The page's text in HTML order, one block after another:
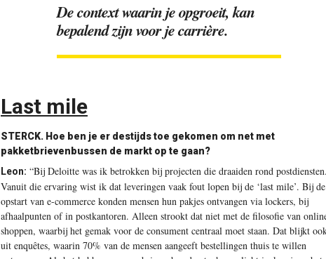
De context waarin je opgroeit, kan
bepalend zijn voor je carrière.
Last mile
STERCK. Hoe ben je er destijds toe gekomen om net met
pakketbrievenbussen de markt op te gaan?
Leon: “Bij Deloitte was ik betrokken bij projecten die draaiden rond postdiensten.
Vanuit die ervaring wist ik dat leveringen vaak fout lopen bij de ‘last mile’. Bij de
opstart van e-commerce konden mensen hun pakjes ontvangen via lockers, bij
afhaalpunten of in postkantoren. Alleen strookt dat niet met de filosofie van
shoppen, waarbij het gemak voor de consument centraal moet staan. Dat blijkt
uit enquêtes, waarin 70% van de mensen aangeeft bestellingen thuis te willen